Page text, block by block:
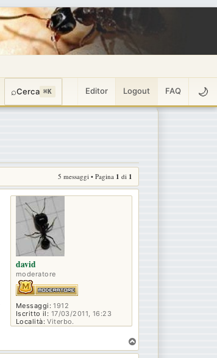
⌕Cerca ⌘K Editor Logout FAQ 🌙
5 messaggi • Pagina 1 di 1
david
moderatore
Messaggi: 1912
Iscritto il: 17/03/2011, 16:23
Località: Viterbo.
o